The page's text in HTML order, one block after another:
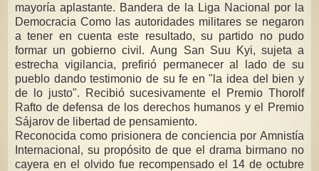
mayoría aplastante. Bandera de la Liga Nacional por la
Democracia Como las autoridades militares se negaron
a tener en cuenta este resultado, su partido no pudo
formar un gobierno civil. Aung San Suu Kyi, sujeta a
estrecha vigilancia, prefirió permanecer al lado de su
pueblo dando testimonio de su fe en "la idea del bien y
de lo justo". Recibió sucesivamente el Premio Thorolf
Rafto de defensa de los derechos humanos y el Premio
Sájarov de libertad de pensamiento.
Reconocida como prisionera de conciencia por Amnistía
Internacional, su propósito de que el drama birmano no
cayera en el olvido fue recompensado el 14 de octubre